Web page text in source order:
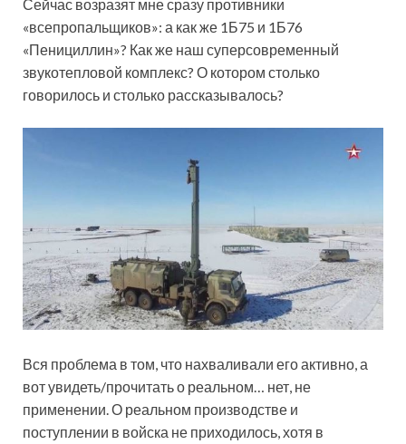
Сейчас возразят мне сразу противники
«всепропальщиков»: а как же 1Б75 и 1Б76
«Пенициллин»? Как же наш суперсовременный
звукотепловой комплекс? О котором столько
говорилось и столько рассказывалось?
Вся проблема в том, что нахваливали его активно, а
вот увидеть/прочитать о реальном… нет, не
применении. О реальном производстве и
поступлении в войска не приходилось, хотя в